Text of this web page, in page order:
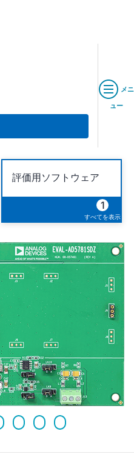
メニ
ュー
評価用ソフトウェア
1
すべてを表示